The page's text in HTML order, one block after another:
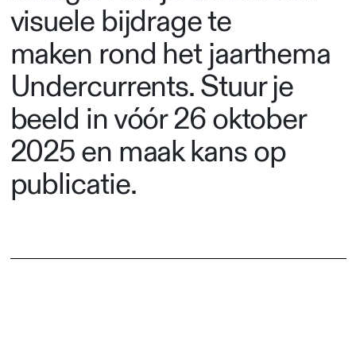
visuele bijdrage te
maken rond het jaarthema
Undercurrents. Stuur je
beeld in vóór 26 oktober
2025 en maak kans op
publicatie.